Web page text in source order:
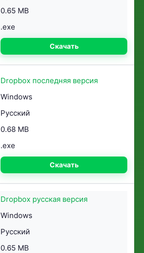
0.65 MB
.exe
Скачать
Dropbox последняя версия
Windows
Русский
0.68 MB
.exe
Скачать
Dropbox русская версия
Windows
Русский
0.65 MB